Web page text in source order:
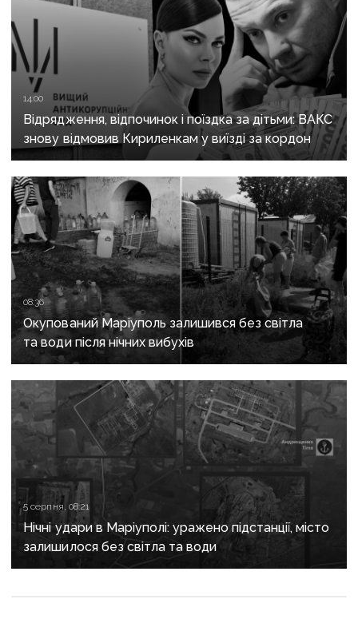
14:00
Відрядження, відпочинок і поїздка за дітьми: ВАКС
знову відмовив Кириленкам у виїзді за кордон
08:36
Окупований Маріуполь залишився без світла
та води після нічних вибухів
5 серпня, 08:21
Нічні удари в Маріуполі: уражено підстанції, місто
залишилося без світла та води